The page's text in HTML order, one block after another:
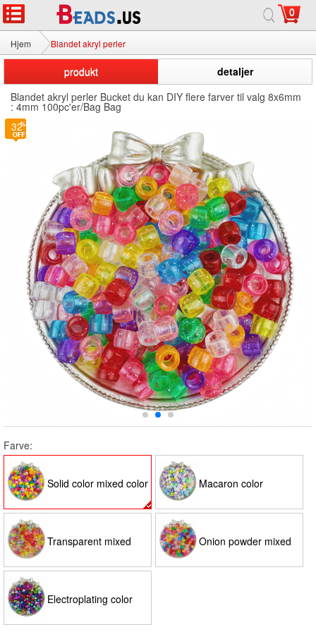
0
Hjem Blandet akryl perler
produkt
detaljer
Blandet akryl perler Bucket du kan DIY flere farver til valg 8x6mm
: 4mm 100pc'er/Bag Bag
Farve:
Solid color mixed color Macaron color
Transparent mixed
color
Onion powder mixed
Electroplating color